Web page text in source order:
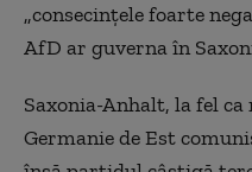
„consecințele foarte
AfD ar guverna în
Saxonia-Anhalt, la fel
Germanie de Est